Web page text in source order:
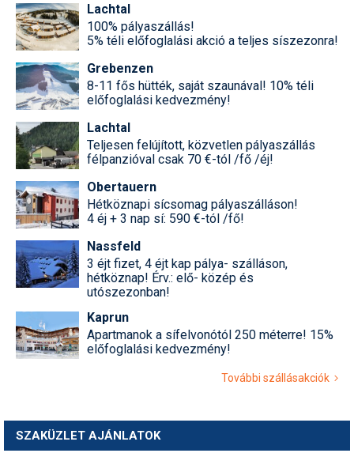
Szakértők
Szánkó
Szótárak
Telemark
Téli sportok
Történelem
Túrasí
Utasbiztosítás
Védőfelszerelés
Lachtal
100% pályaszállás!
5% téli előfoglalási akció a teljes síszezonra!
Grebenzen
8-11 fős hütték, saját szaunával! 10% téli
előfoglalási kedvezmény!
Lachtal
Teljesen felújított, közvetlen pályaszállás
félpanzióval csak 70 €-tól /fő /éj!
Obertauern
Hétköznapi sícsomag pályaszálláson!
4 éj + 3 nap sí: 590 €-tól /fő!
Nassfeld
3 éjt fizet, 4 éjt kap pálya- szálláson,
hétköznap! Érv.: elő- közép és
utószezonban!
Kaprun
Apartmanok a sífelvonótól 250 méterre! 15%
előfoglalási kedvezmény!
További szállásakciók
SZAKÜZLET AJÁNLATOK